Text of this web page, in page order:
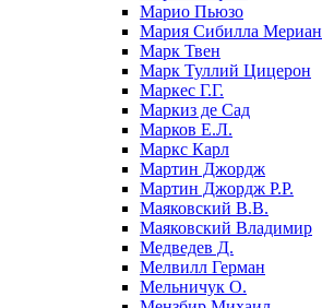
Марио Пьюзо
Мария Сибилла Мериан
Марк Твен
Марк Туллий Цицерон
Маркес Г.Г.
Маркиз де Сад
Марков Е.Л.
Маркс Карл
Мартин Джордж
Мартин Джордж Р.Р.
Маяковский В.В.
Маяковский Владимир
Медведев Д.
Мелвилл Герман
Мельничук О.